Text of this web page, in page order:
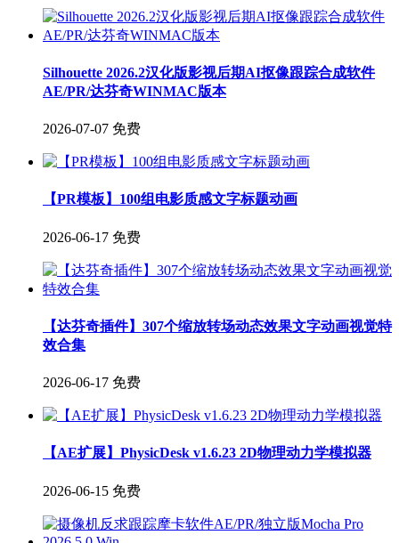
Silhouette 2026.2汉化版影视后期AI抠像跟踪合成软件
AE/PR/达芬奇WINMAC版本
2026-07-07 免费
【PR模板】100组电影质感文字标题动画
2026-06-17 免费
【达芬奇插件】307个缩放转场动态效果文字动画视觉特
效合集
2026-06-17 免费
【AE扩展】PhysicDesk v1.6.23 2D物理动力学模拟器
2026-06-15 免费